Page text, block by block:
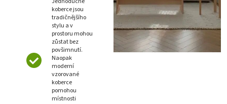
koberce jsou
tradičnějšího
stylu a v
prostoru mohou
zůstat bez
povšimnutí.
Naopak
moderní
vzorované
koberce
pomohou
místnosti